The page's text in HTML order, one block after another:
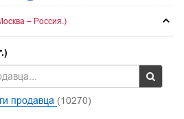
– Россия.)
продавца (10270)